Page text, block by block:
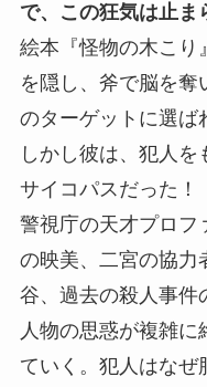
で、この狂気は止ま
絵本『怪物の木こり
を隠し、斧で脳を奪
のターゲットに選ば
しかし彼は、犯人
サイコパスだった！
警視庁の天才プロフ
の映美、二宮の協力
谷、過去の殺人事件
人物の思惑が複雑
ていく。犯人はなぜ